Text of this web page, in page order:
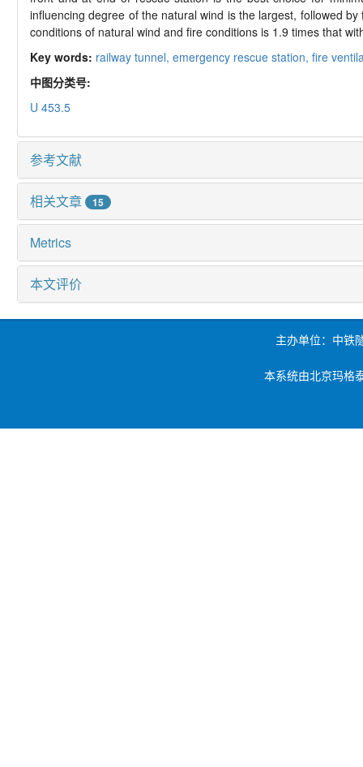
influencing degree of the natural wind is the largest, followed
conditions of natural wind and fire conditions is 1.9 times that
Key words: railway tunnel, emergency rescue station, fire
中图分类号:
U 453.5
参考文献
相关文章 15
Metrics
本文评价
主办单位：中铁
本系统由北京玛格